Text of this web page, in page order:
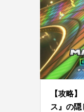
【攻略
ス』の